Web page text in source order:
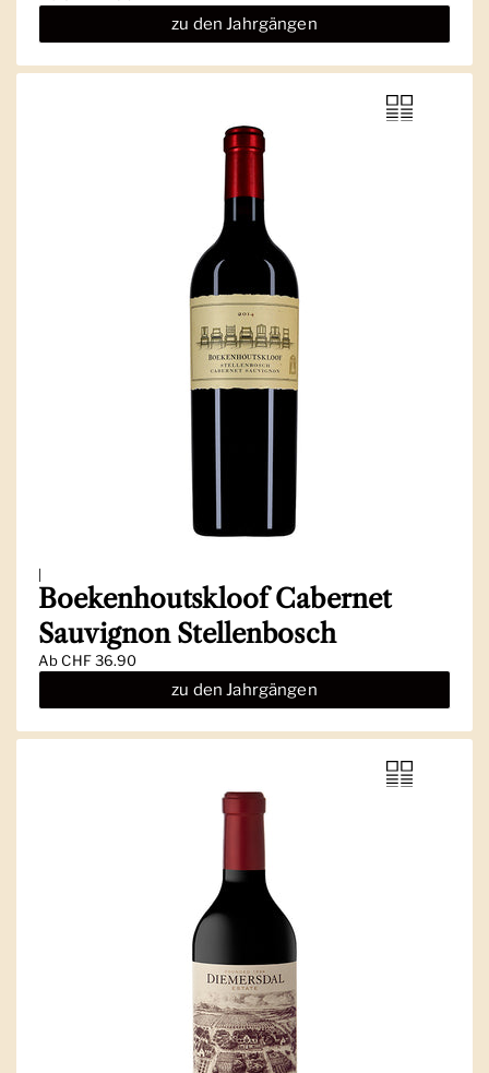
zu den Jahrgängen
Boekenhoutskloof Cabernet
Sauvignon Stellenbosch
AbCHF 36.90
zu den Jahrgängen